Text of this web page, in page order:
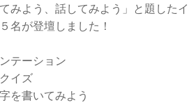
みよう、話してみよう」と題したイ
名が登壇しました！
テーション
イズ
を書いてみよう